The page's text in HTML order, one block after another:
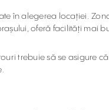
în alegerea locației.
oferă facilități mai
trebuie să se asigure